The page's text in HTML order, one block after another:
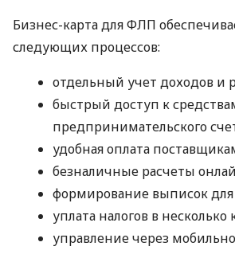
Бизнес-карта для ФЛП
следующих процессов:
отдельный учет доходов и
быстрый доступ к
предпринимательского
удобная оплата
безналичные расчеты
формирование выписок для
уплата налогов в несколько
управление через